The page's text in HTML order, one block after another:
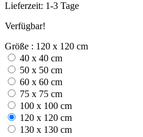
Lieferzeit: 1-3 Tage
Verfügbar!
Größe : 120 x 120 cm
40 x 40 cm
50 x 50 cm
60 x 60 cm
75 x 75 cm
100 x 100 cm
120 x 120 cm
130 x 130 cm